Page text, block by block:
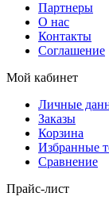
Партнеры
О нас
Контакты
Соглашение
Мой кабинет
Личные
Заказы
Корзина
Избранные
Сравнение
Прайс-лист